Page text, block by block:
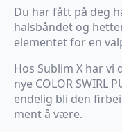
Du har fått på deg
halsbåndet og
elementet for en
Hos Sublim X har
nye COLOR SWIRL
endelig bli den
ment å være.